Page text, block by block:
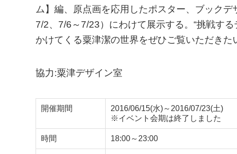
ム】編、原点画を応用したポスター、ブック
7/2、7/6～7/23）にわけて展示する。“挑戦す
かけてくる粟津潔の世界をぜひご覧いただきた
協力:粟津デザイン室
開催期間
2016/06/15(水)～2016/07/23(土)
※イベント会期は終了しました
時間 18:00～23:00